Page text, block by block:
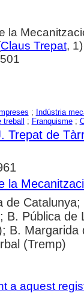
la
Claus Trepat,
; Indústria
; Franquisme;
Trepat de
la
de
B. Pública de
B. Margarida
(Tremp)
a aquest